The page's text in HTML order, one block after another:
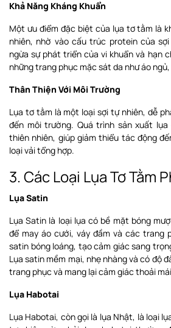
Khả Năng Kháng Khuẩn
Một ưu điểm đặc biệt của lụa tơ tằm là
nhiên, nhờ vào cấu trúc protein của
ngừa sự phát triển của vi khuẩn và hạn
những trang phục mặc sát da như áo
Thân Thiện Với Môi Trường
Lụa tơ tằm là một loại sợi tự nhiên, dễ
đến môi trường. Quá trình sản xuất
thiên nhiên, giúp giảm thiểu tác động
loại vải tổng hợp.
3. Các Loại Lụa Tơ Tằm
Lụa Satin
Lụa Satin là loại lụa có bề mặt bóng
để may áo cưới, váy đầm và các trang
satin bóng loáng, tạo cảm giác sang
Lụa satin mềm mại, nhẹ nhàng và có độ
trang phục và mang lại cảm giác thoải
Lụa Habotai
Lụa Habotai, còn gọi là lụa Nhật, là loại